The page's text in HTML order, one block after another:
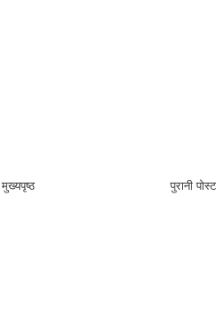
पुरानी पोस्ट
मुख्यपृष्ठ